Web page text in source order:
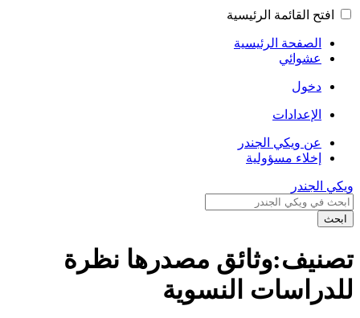
افتح القائمة الرئيسية
الصفحة الرئيسية
عشوائي
دخول
الإعدادات
عن ويكي الجندر
إخلاء مسؤولية
ويكي الجندر
ابحث
تصنيف:وثائق مصدرها نظرة
للدراسات النسوية